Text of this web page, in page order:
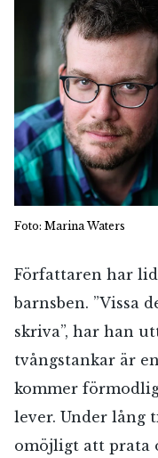
Foto: Marina Waters
Författaren har
barnsben. ”Vissa
skriva”, har han
tvångstankar är
kommer
lever. Under lång
omöjligt att prata